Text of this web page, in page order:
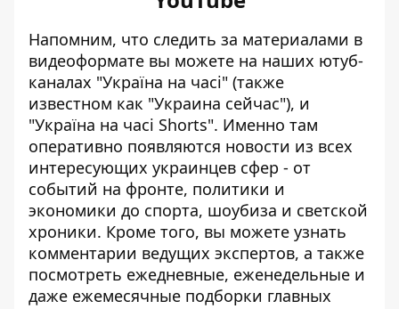
Напомним, что следить за материалами в
видеоформате вы можете на наших ютуб-
каналах "Україна на часі" (также
известном как "Украина сейчас"), и
"Україна на часі Shorts". Именно там
оперативно появляются новости из всех
интересующих украинцев сфер - от
событий на фронте, политики и
экономики до спорта, шоубиза и светской
хроники. Кроме того, вы можете узнать
комментарии ведущих экспертов, а также
посмотреть ежедневные, еженедельные и
даже ежемесячные подборки главных